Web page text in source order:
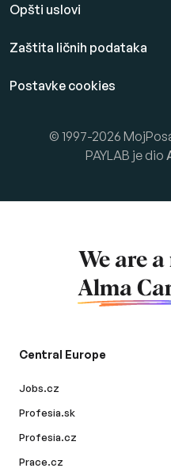
Opšti uslovi
Zaštita ličnih podataka
Postavke cookies
© 1997-2026
PAYLAB je dio
We are
Alma
Central Europe
Jobs.cz
Profesia.sk
Profesia.cz
Prace.cz